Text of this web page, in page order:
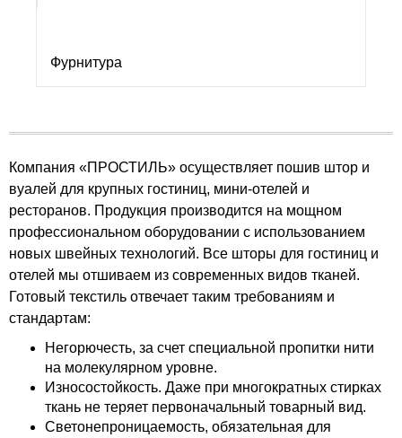
Фурнитура
Компания «ПРОСТИЛЬ» осуществляет пошив штор и
вуалей для крупных гостиниц, мини-отелей и
ресторанов. Продукция производится на мощном
профессиональном оборудовании с использованием
новых швейных технологий. Все шторы для гостиниц и
отелей мы отшиваем из современных видов тканей.
Готовый текстиль отвечает таким требованиям и
стандартам:
Негорючесть, за счет специальной пропитки нити
на молекулярном уровне.
Износостойкость. Даже при многократных стирках
ткань не теряет первоначальный товарный вид.
Светонепроницаемость, обязательная для